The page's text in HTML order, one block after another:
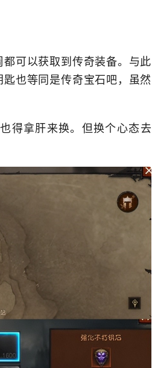
可以获取到传奇装备。与此
也等同是传奇宝石吧，虽然
得拿肝来换。但换个心态去